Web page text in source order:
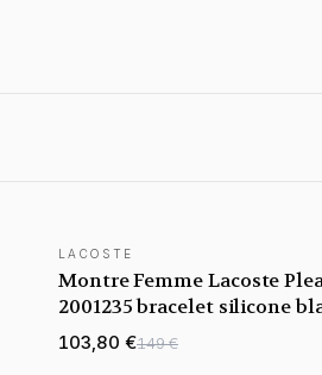
LACOSTE
Montre Femme Lacoste
2001235 bracelet silicone
cadran multifonctions
103,80 €149 €